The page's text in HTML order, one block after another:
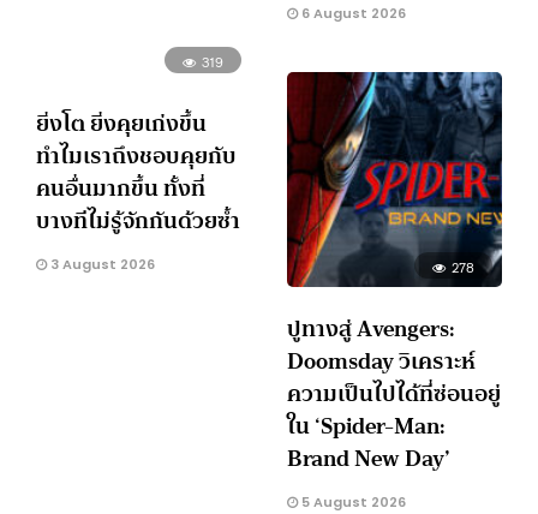
6 August 2026
319
ยิ่งโต ยิ่งคุยเก่งขึ้น
ทำไมเราถึงชอบคุยกับ
คนอื่นมากขึ้น ทั้งที่
บางทีไม่รู้จักกันด้วยซ้ำ
3 August 2026 278
ปูทางสู่ Avengers:
Doomsday วิเคราะห์
ความเป็นไปได้ที่ซ่อนอยู่
ใน ‘Spider-Man:
Brand New Day’
5 August 2026